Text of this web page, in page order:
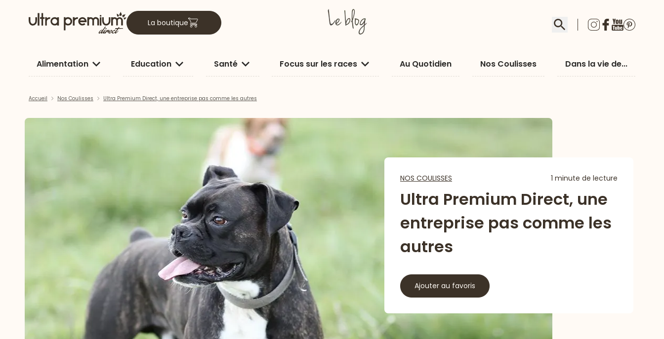
La boutique Rechercher
Alimentation Education Santé Focus sur les races Au Quotidien Nos Coulisses Dans la vie de...
Accueil Nos Coulisses Ultra Premium Direct, une entreprise pas comme les autres
NOS COULISSES 1 minute de lecture
Ultra Premium Direct, une
entreprise pas comme les
autres
Ajouter au favoris